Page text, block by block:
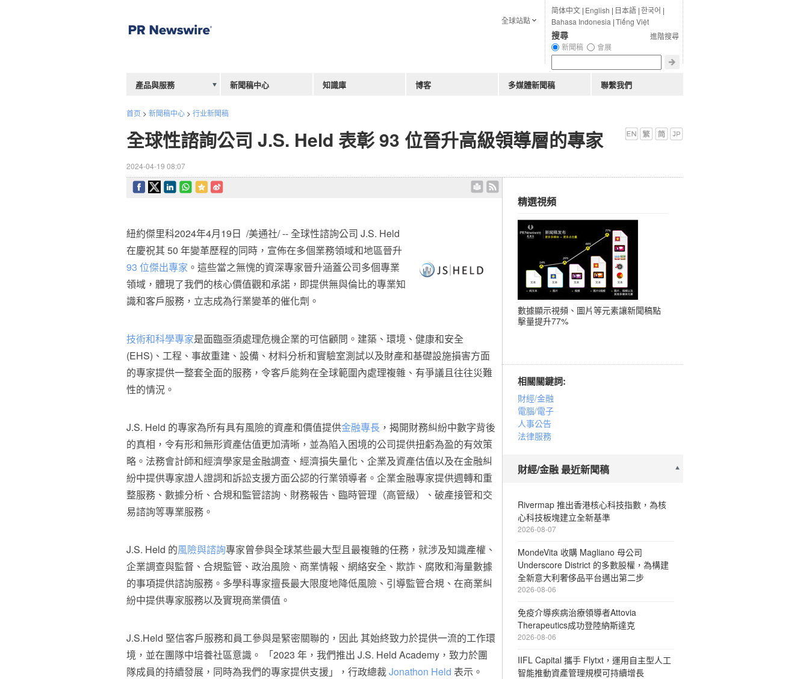
首页> 新聞稿中心> 行业新聞稿
全球性諮詢公司 J.S. Held 表彰 93 位晉升高級領導層的專家
2024-04-19 08:07
紐約傑里科2024年4月19日 /美通社/ -- 全球性諮詢公司 J.S. Held
在慶祝其 50 年變革歷程的同時，宣佈在多個業務領域和地區晉升
93 位傑出專家 。這些當之無愧的資深專家晉升涵蓋公司多個專業
領域，體現了我們的核心價值觀和承諾，即提供無與倫比的專業知
識和客戶服務，立志成為行業變革的催化劑。
技術和科學專家是面臨亟須處理危機企業的可信顧問。建築、環境、健康和安全
(EHS)、工程、事故重建、設備、材料分析和實驗室測試以及財產和基礎設施損害方面
的專家提供一整套全面的服務，令客戶能夠在全球範圍內處理複雜、有爭議且往往災難
性的情況。
J.S. Held 的專家為所有具有風險的資產和價值提供金融專長，揭開財務糾紛中數字背後
的真相，令有形和無形資產估值更加清晰，並為陷入困境的公司提供扭虧為盈的有效策
略。法務會計師和經濟學家是金融調查、經濟損失量化、企業及資產估值以及在金融糾
紛中提供專家證人證詞和訴訟支援方面公認的行業領導者。企業金融專家提供週轉和重
整服務、數據分析、合規和監管諮詢、財務報告、臨時管理（高管級）、破產接管和交
易諮詢等專業服務。
J.S. Held 的風險與諮詢專家曾參與全球某些最大型且最複雜的任務，就涉及知識產權、
企業調查與監督、合規監管、政治風險、商業情報、網絡安全、欺詐、腐敗和海量數據
的事項提供諮詢服務。多學科專家擅長最大限度地降低風險、引導監管合規、在商業糾
紛中提供專家服務以及實現商業價值。
J.S.Held 堅信客戶服務和員工參與是緊密關聯的，因此 其始終致力於提供一流的工作環
境，並在團隊中培養社區意識。 「2023 年，我們推出 J.S. Held Academy，致力於團
隊成員的持續發展，同時為我們的專家提供支援」，行政總裁Jonathon Held 表示。
精選視頻
數據顯示視頻、圖片等元素讓新聞稿點
擊量提升77%
相關關鍵詞:
財經/金融
電腦/電子
人事公告
法律服務
財經/金融 最近新聞稿
Rivermap 推出香港核心科技指數，為核
心科技板塊建立全新基準
2026-08-07
MondeVita 收購 Magliano 母公司
Underscore District 的多數股權，為構建
全新意大利奢侈品平台邁出第二步
2026-08-06
免疫介導疾病治療領導者Attovia
Therapeutics成功登陸納斯達克
2026-08-06
IIFL Capital 攜手 Flytxt，運用自主型人工
智能推動資產管理規模可持續增長
简体中文| English | 日本語|한국어 |
Bahasa Indonesia |Tiếng Việt
進階搜尋
搜尋
新聞稿 會展
全球站點
產品與服務 新聞稿中心 知識庫 博客 多媒體新聞稿 聯繫我們